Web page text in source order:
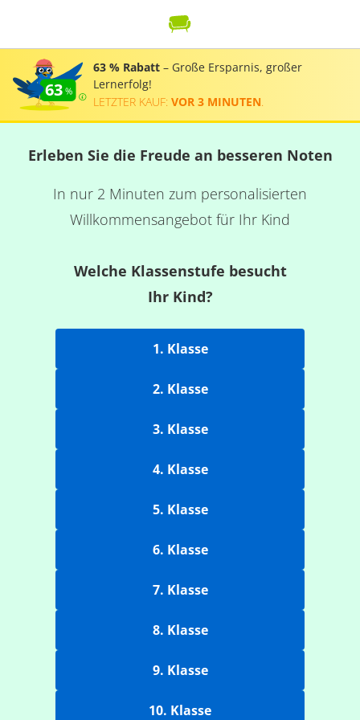
63
63 % Rabatt – Große Ersparnis, großer
Lernerfolg!
LETZTER KAUF: VOR 3 MINUTEN
Erleben Sie die Freude an besseren Noten
In nur 2 Minuten zum personalisierten
Willkommensangebot für Ihr Kind
Welche Klassenstufe besucht
Ihr Kind?
1. Klasse
2. Klasse
3. Klasse
4. Klasse
5. Klasse
6. Klasse
7. Klasse
8. Klasse
9. Klasse
10. Klasse